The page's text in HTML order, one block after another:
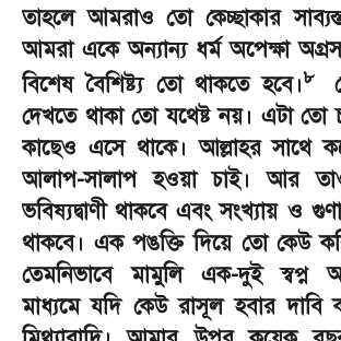
তাহলে আমরাও তো কেচ্ছাকার
আমরা একে অন্যান্য ধর্ম অপেক্ষা
বিশেষ বৈশিষ্ট্য তো থাকতে হবে।৮
দেখতে থাকা তো যথেষ্ট নয়। এটা তো
কাছেও এসে থাকে। আল্লাহর সাথে
আলাপ-সালাপ হওয়া চাই। আর
ভবিষ্যদ্বাণী থাকবে এবং সংখ্যায় ও
থাকবে। এক পঙক্তি দিয়ে তো কেউ
তেমনিভাবে মামুলি এক-দুই স্বপ্ন
মাধ্যমে যদি কেউ রাসূল হবার দাবি